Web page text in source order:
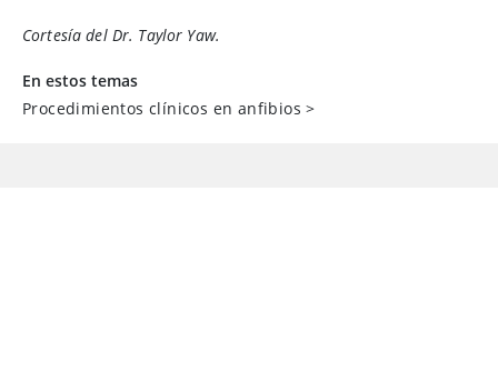
Cortesía del Dr. Taylor Yaw.
En estos temas
Procedimientos clínicos en anfibios >